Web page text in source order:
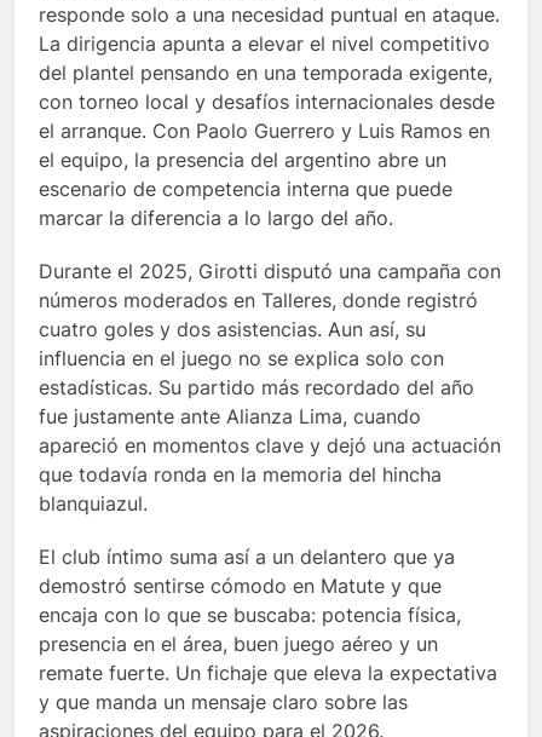
responde solo a una necesidad puntual en ataque.
La dirigencia apunta a elevar el nivel competitivo
del plantel pensando en una temporada exigente,
con torneo local y desafíos internacionales desde
el arranque. Con Paolo Guerrero y Luis Ramos en
el equipo, la presencia del argentino abre un
escenario de competencia interna que puede
marcar la diferencia a lo largo del año.
Durante el 2025, Girotti disputó una campaña con
números moderados en Talleres, donde registró
cuatro goles y dos asistencias. Aun así, su
influencia en el juego no se explica solo con
estadísticas. Su partido más recordado del año
fue justamente ante Alianza Lima, cuando
apareció en momentos clave y dejó una actuación
que todavía ronda en la memoria del hincha
blanquiazul.
El club íntimo suma así a un delantero que ya
demostró sentirse cómodo en Matute y que
encaja con lo que se buscaba: potencia física,
presencia en el área, buen juego aéreo y un
remate fuerte. Un fichaje que eleva la expectativa
y que manda un mensaje claro sobre las
aspiraciones del equipo para el 2026.